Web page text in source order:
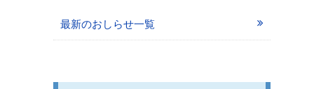
最新のおしらせ一覧